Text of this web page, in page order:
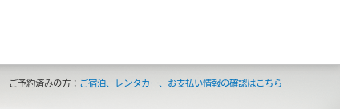
ご予約済みの方： ご宿泊、レンタカー、お支払い情報の確認はこちら